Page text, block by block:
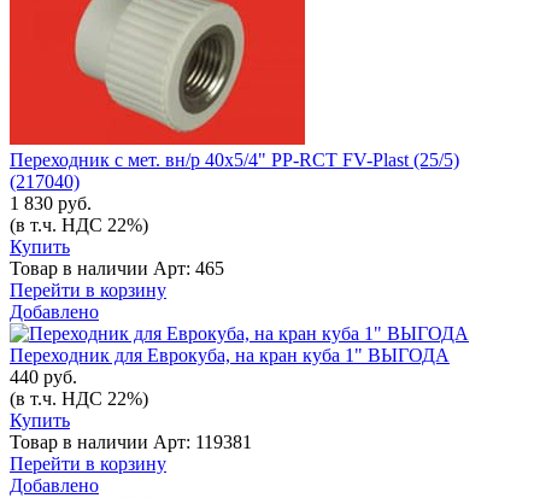
Переходник с мет. вн/р 40х5/4" PP-RCT FV-Plast (25/5)
(217040)
1 830 руб.
(в т.ч. НДС 22%)
Купить
Товар в наличии Арт: 465
Перейти в корзину
Добавлено
Переходник для Еврокуба, на кран куба 1" ВЫГОДА
440 руб.
(в т.ч. НДС 22%)
Купить
Товар в наличии Арт: 119381
Перейти в корзину
Добавлено